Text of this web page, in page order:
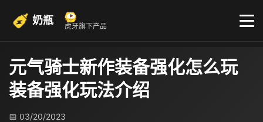
奶瓶 虎牙旗下产品
元气骑士新作装备强化怎么玩
装备强化玩法介绍
📅 03/20/2023